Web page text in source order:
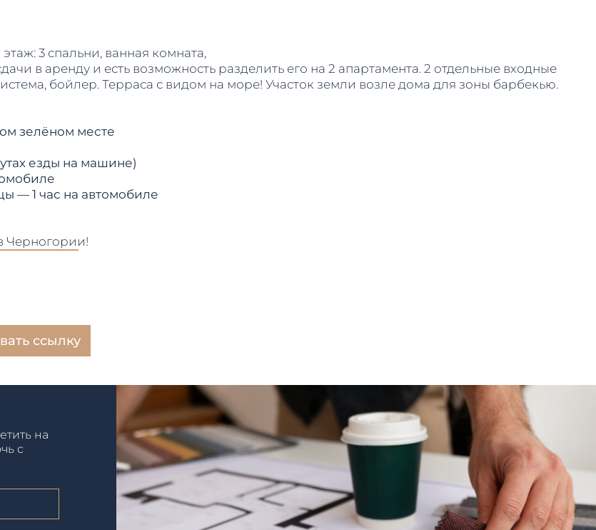
3 спальни, ванная комната,
в аренду и есть возможность разделить его на 2 апартамента. 2 отдельные входные
бойлер. Терраса с видом на море! Участок земли возле дома для зоны барбекью.
зелёном месте
езды на машине)
— 1 час на автомобиле
Черногории!
ссылку
на
с